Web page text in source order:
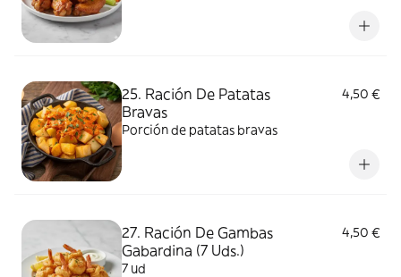
25. Ración De Patatas
Bravas
4,50 €
Porción de patatas bravas
27. Ración De Gambas
Gabardina (7 Uds.)
4,50 €
7 ud